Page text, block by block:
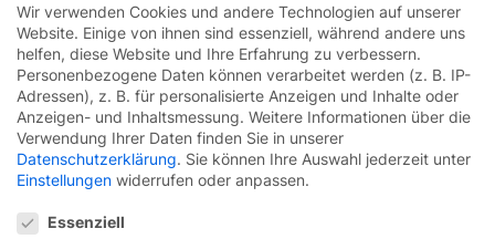
Werden Sie Teilunseres Teams
und
erfüllen Sie sich Ihren beruflichen
Traum.
Wir verwenden Cookies und andere Technologien auf unserer
Website. Einige von ihnen sind essenziell, während andere uns
helfen, diese Website und Ihre Erfahrung zu verbessern.
Personenbezogene Daten können verarbeitet werden (z. B. IP-
Adressen), z. B. für personalisierte Anzeigen und Inhalte oder
Anzeigen- und Inhaltsmessung. Weitere Informationen über die
Verwendung Ihrer Daten finden Sie in unserer
Datenschutzerklärung. Sie können Ihre Auswahl jederzeit unter
Einstellungen widerrufen oder anpassen.
Essenziell